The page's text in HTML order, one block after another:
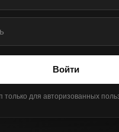
Войти
только для авторизованных